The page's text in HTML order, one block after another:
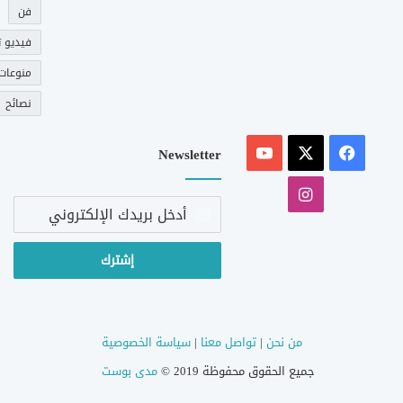
فن
فيديو
نصائح
فيسبوك
‫YouTube
انستقرام
Newsletter
أدخل
الإلكتروني
من نحن |تواصل معنا |سياسة الخصوصية
جميع الحقوق محفوظة 2019 ©
مدى بوست